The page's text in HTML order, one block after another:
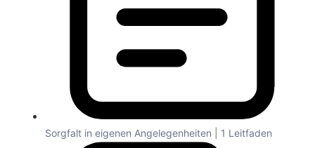
Sorgfalt in eigenen Angelegenheiten | 1 Leitfaden